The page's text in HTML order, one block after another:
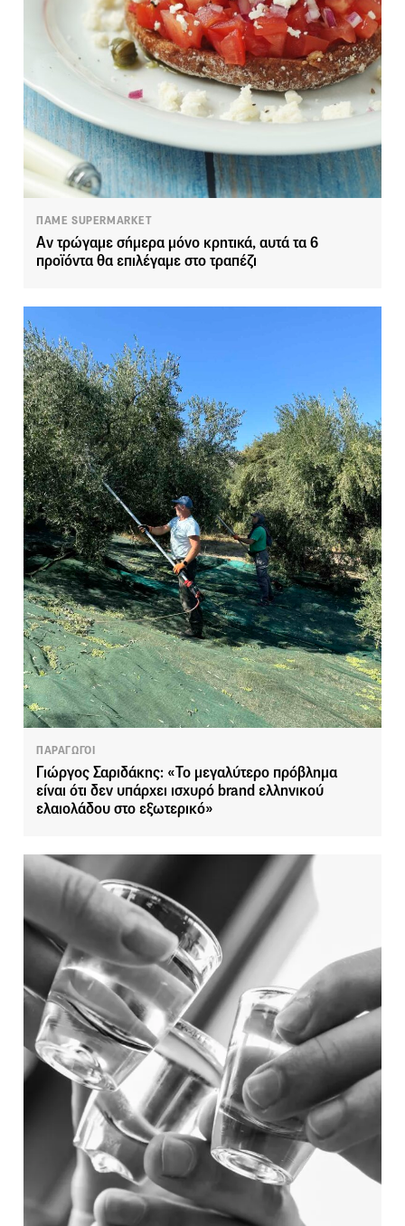
ΠΑΜΕ SUPERMARKET
Αν τρώγαμε σήμερα μόνο κρητικά, αυτά τα 6
προϊόντα θα επιλέγαμε στο τραπέζι
ΠΑΡΑΓΩΓΟΙ
Γιώργος Σαριδάκης: «Το μεγαλύτερο πρόβλημα
είναι ότι δεν υπάρχει ισχυρό brand ελληνικού
ελαιολάδου στο εξωτερικό»